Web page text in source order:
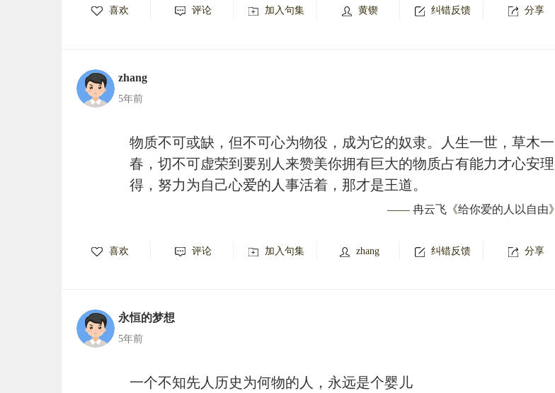
喜欢 评论 加入句集 黄锲 纠错反馈 分享
zhang
5年前
物质不可或缺，但不可心为物役，成为它的奴隶。人生一世，草木一
春，切不可虚荣到要别人来赞美你拥有巨大的物质占有能力才心安理
得，努力为自己心爱的人事活着，那才是王道。
—— 冉云飞 《给你爱的人以自由》
喜欢 评论 加入句集 zhang 纠错反馈 分享
永恒的梦想
5年前
一个不知先人历史为何物的人，永远是个婴儿